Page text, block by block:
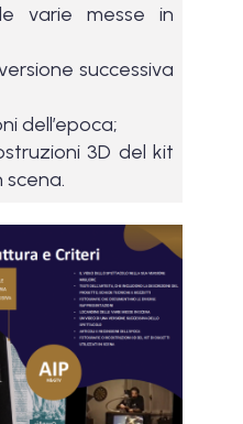
varie messe in
successiva
dell’epoca;
3D del kit